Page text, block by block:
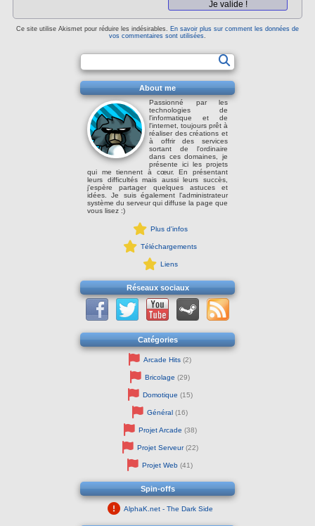
Ce site utilise Akismet pour réduire les indésirables. En savoir plus sur comment les données de
vos commentaires sont utilisées.
About me
Passionné par les
technologies de
l'informatique et de
l'internet, toujours prêt à
réaliser des créations et
à offrir des services
sortant de l'ordinaire
dans ces domaines, je
présente ici les projets
qui me tiennent à cœur. En présentant
leurs difficultés mais aussi leurs succès,
j'espère partager quelques astuces et
idées. Je suis également l'administrateur
système du serveur qui diffuse la page que
vous lisez :)
Plus d'infos
Téléchargements
Liens
Réseaux sociaux
Catégories
Arcade Hits (2)
Bricolage (29)
Domotique (15)
Général (16)
Projet Arcade (38)
Projet Serveur(22)
Projet Web (41)
Spin-offs
AlphaK.net - The Dark Side